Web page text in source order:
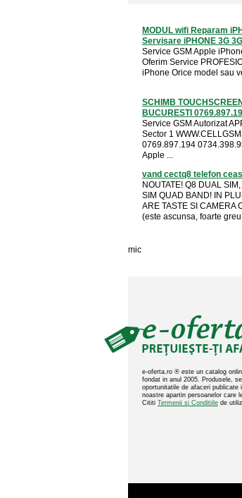
MODUL wifi Reparam
Servisare iPHONE 3G
Service GSM Apple
Oferim Service
iPhone Orice model sau
SCHIMB
BUCURESTI
Service GSM Autorizat
Sector 1
0769.897.194
Apple ...
vand cectq8 telefon
NOUTATE! Q8 DUAL
SIM QUAD BAND! IN
ARE TASTE SI CAMERA
(este ascunsa, foarte greu
mic
e-oferta.ro ® este un catalog
fondat in anul 2005. Produsele,
oportunitatile de afaceri publicate
noastre apartin persoanelor care
Cititi Termenii si Conditiile de